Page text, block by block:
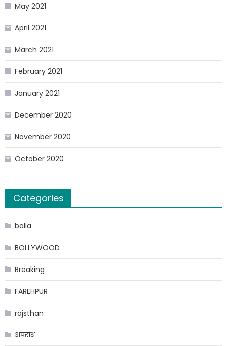
May 2021
April 2021
March 2021
February 2021
January 2021
December 2020
November 2020
October 2020
Categories
balia
BOLLYWOOD
Breaking
FAREHPUR
rajsthan
अपराध